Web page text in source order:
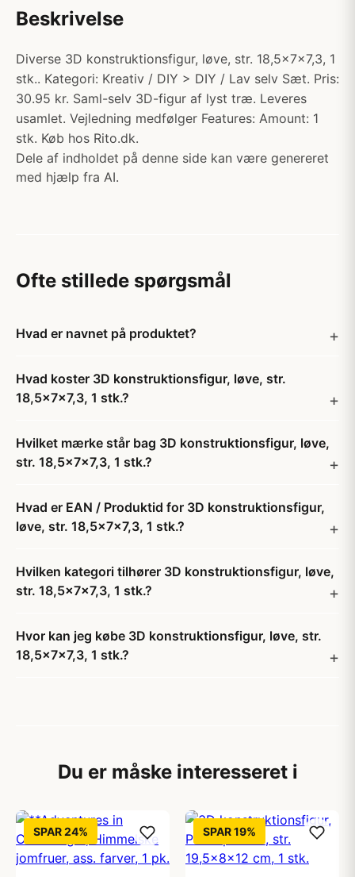
Beskrivelse
Diverse 3D konstruktionsfigur, løve, str. 18,5x7x7,3, 1
stk.. Kategori: Kreativ / DIY > DIY / Lav selv Sæt. Pris:
30.95 kr. Saml-selv 3D-figur af lyst træ. Leveres
usamlet. Vejledning medfølger Features: Amount: 1
stk. Køb hos Rito.dk.
Dele af indholdet på denne side kan være genereret
med hjælp fra AI.
Ofte stillede spørgsmål
Hvad er navnet på produktet?
Hvad koster 3D konstruktionsfigur, løve, str.
18,5x7x7,3, 1 stk.?
Hvilket mærke står bag 3D konstruktionsfigur, løve,
str. 18,5x7x7,3, 1 stk.?
Hvad er EAN / Produktid for 3D konstruktionsfigur,
løve, str. 18,5x7x7,3, 1 stk.?
Hvilken kategori tilhører 3D konstruktionsfigur, løve,
str. 18,5x7x7,3, 1 stk.?
Hvor kan jeg købe 3D konstruktionsfigur, løve, str.
18,5x7x7,3, 1 stk.?
Du er måske interesseret i
SPAR 24% SPAR 19%